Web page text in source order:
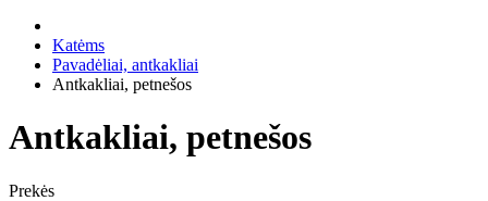
Katėms
Pavadėliai, antkakliai
Antkakliai, petnešos
Antkakliai, petnešos
Prekės